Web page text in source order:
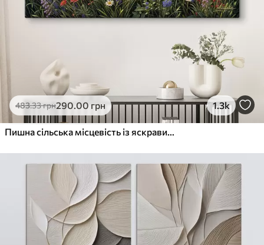
483.33грн290.00 грн 1.3k
Пишна сільська місцевість із яскравим лугом диких квітів, наповненим різнокольоровими квітами під хмарним небом